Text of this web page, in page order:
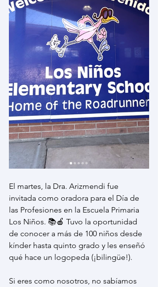
El martes, la Dra. Arizmendi fue
invitada como oradora para el Día de
las Profesiones en la Escuela Primaria
Los Niños. 📚🍎 Tuvo la oportunidad
de conocer a más de 100 niños desde
kínder hasta quinto grado y les enseñó
qué hace un logopeda (¡bilingüe!).
Si eres como nosotros, no sabíamos